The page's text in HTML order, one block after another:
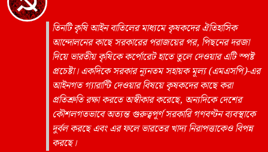
তিনটি কৃষি আইন বাতিলের মাধ্যমে কৃষকদের ঐতিহাসিক
আন্দোলনের কাছে সরকারের পরাজয়ের পর, পিছনের দরজা
দিয়ে ভারতীয় কৃষিকে কর্পোরেট হাতে তুলে দেওয়ার এটি স্পষ্ট
প্রচেষ্টা। একদিকে সরকার ন্যূনতম সহায়ক মূল্য (এমএসপি)-এর
আইনগত গ্যারান্টি দেওয়ার বিষয়ে কৃষকদের কাছে করা
প্রতিশ্রুতি রক্ষা করতে অস্বীকার করেছে, অন্যদিকে দেশের
কৌশলগতভাবে অত্যন্ত গুরুত্বপূর্ণ সরকারি গণবণ্টন ব্যবস্থাকে
দুর্বল করছে এবং এর ফলে ভারতের খাদ্য নিরাপত্তাকেও বিপন্ন
করছে।